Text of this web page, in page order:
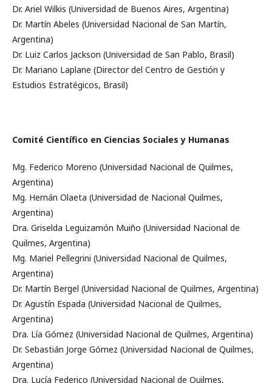
Dr. Ariel Wilkis (Universidad de Buenos Aires, Argentina)
Dr. Martín Abeles (Universidad Nacional de San Martín,
Argentina)
Dr. Luiz Carlos Jackson (Universidad de San Pablo, Brasil)
Dr. Mariano Laplane (Director del Centro de Gestión y
Estudios Estratégicos, Brasil)
Comité Científico en Ciencias Sociales y Humanas
Mg. Federico Moreno (Universidad Nacional de Quilmes,
Argentina)
Mg. Hernán Olaeta (Universidad de Nacional Quilmes,
Argentina)
Dra. Griselda Leguizamón Muiño (Universidad Nacional de
Quilmes, Argentina)
Mg. Mariel Pellegrini (Universidad Nacional de Quilmes,
Argentina)
Dr. Martín Bergel (Universidad Nacional de Quilmes, Argentina)
Dr. Agustín Espada (Universidad Nacional de Quilmes,
Argentina)
Dra. Lía Gómez (Universidad Nacional de Quilmes, Argentina)
Dr. Sebastián Jorge Gómez (Universidad Nacional de Quilmes,
Argentina)
Dra. Lucía Federico (Universidad Nacional de Quilmes,